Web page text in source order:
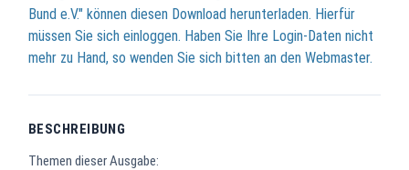
Bund e.V." können diesen Download herunterladen. Hierfür
müssen Sie sich einloggen. Haben Sie Ihre Login-Daten nicht
mehr zu Hand, so wenden Sie sich bitten an den Webmaster.
BESCHREIBUNG
Themen dieser Ausgabe: